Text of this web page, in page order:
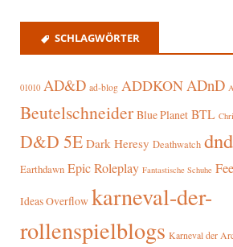
SCHLAGWÖRTER
01010 AD&D ad-blog ADDKONADnD
Beutelschneider Blue Planet BTL
D&D 5E Dark Heresy Deathwatch dnd
Earthdawn Epic Roleplay Fantastische Schuhe
Ideas Overflow karneval-der-
rollenspielblogs Karneval der